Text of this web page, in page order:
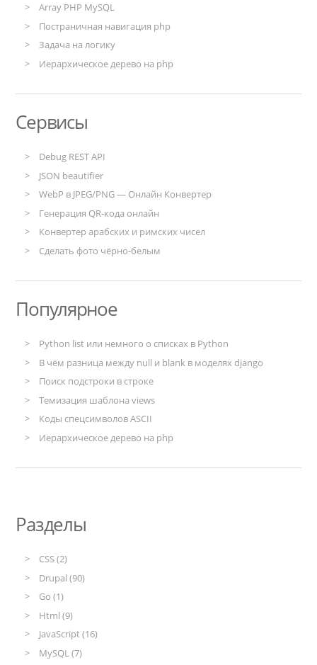
Array PHP MySQL
Постраничная навигация php
Задача на логику
Иерархическое дерево на php
Сервисы
Debug REST API
JSON beautifier
WebP в JPEG/PNG — Онлайн Конвертер
Генерация QR-кода онлайн
Конвертер арабских и римских чисел
Сделать фото чёрно-белым
Популярное
Python list или немного о списках в Python
В чём разница между null и blank в моделях django
Поиск подстроки в строке
Темизация шаблона views
Коды спецсимволов ASCII
Иерархическое дерево на php
Разделы
CSS (2)
Drupal (90)
Go (1)
Html (9)
JavaScript (16)
MySQL (7)